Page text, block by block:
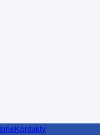
Kontakty